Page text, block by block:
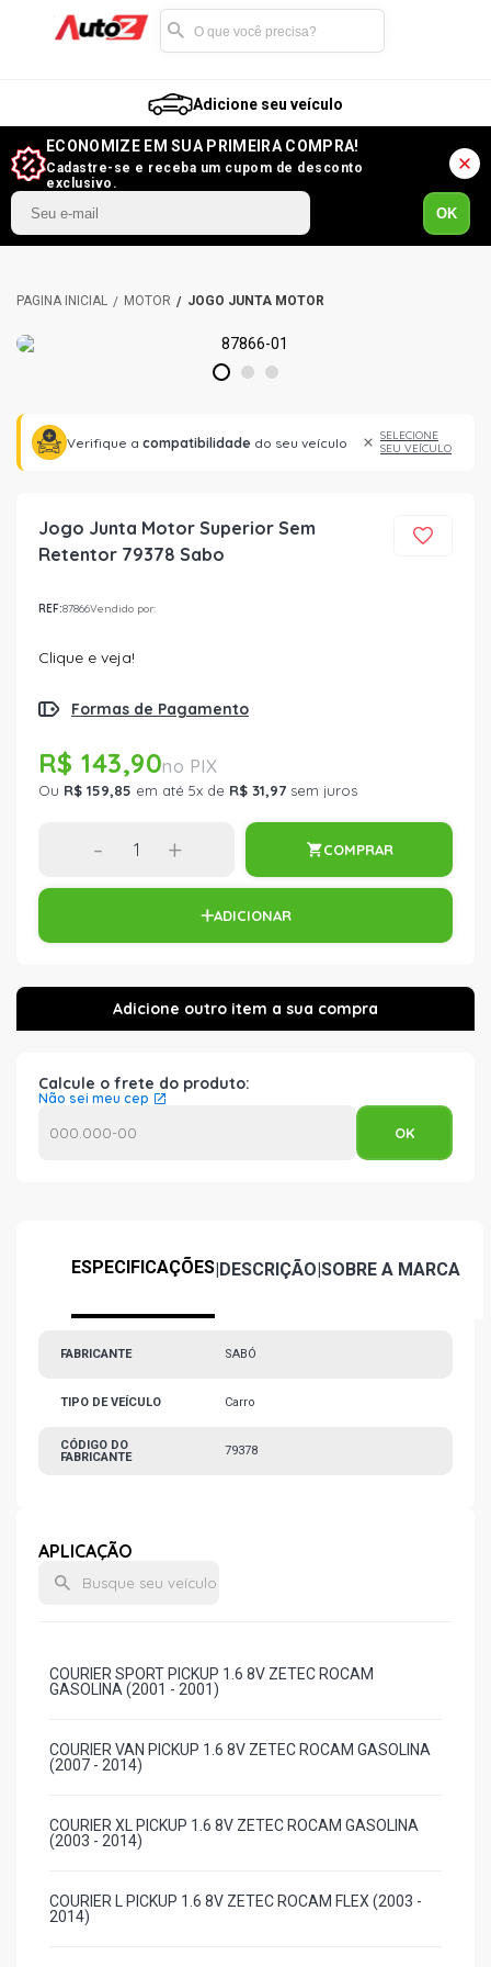
Adicione seu veículo
ECONOMIZE EM SUA PRIMEIRA COMPRA!
Cadastre-se e receba um cupom de desconto
exclusivo.
OK
MOTOR JOGO JUNTA MOTOR
1 2 3
Verifique a compatibilidade do seu veículo
SELECIONE
SEU VEÍCULO
Jogo Junta Motor Superior Sem
Retentor 79378 Sabo
REF:87866Vendido por:
Clique e veja!
Formas de Pagamento
R$ 143,90
Ou R$ 159,85 em até 5x de R$ 31,97 sem juros
- + COMPRAR
ADICIONAR
Calcule o frete do produto:
Não sei meu cep
ESPECIFICAÇÕES|DESCRIÇÃO|SOBRE A MARCA
FABRICANTE SABÓ
TIPO DE VEÍCULO Carro
CÓDIGO DO
FABRICANTE
79378
APLICAÇÃO
COURIER SPORT PICKUP 1.6 8V ZETEC ROCAM
GASOLINA (2001 - 2001)
COURIER VAN PICKUP 1.6 8V ZETEC ROCAM GASOLINA
(2007 - 2014)
COURIER XL PICKUP 1.6 8V ZETEC ROCAM GASOLINA
(2003 - 2014)
COURIER L PICKUP 1.6 8V ZETEC ROCAM FLEX (2003 -
2014)